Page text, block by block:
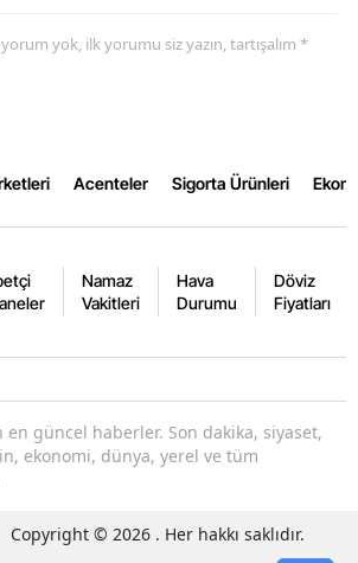
Kilis
Osmaniye
Düzce
yok, ilk yorumu siz yazın, tartışalım *
Acenteler Sigorta Ürünleri
Namaz
Vakitleri
Hava
Durumu
Döviz
Fiyatları
en güncel haberler. Son dakika, siyaset,
ekonomi, dünya, yerel ve tüm
Copyright © 2026 . Her hakkı saklıdır.